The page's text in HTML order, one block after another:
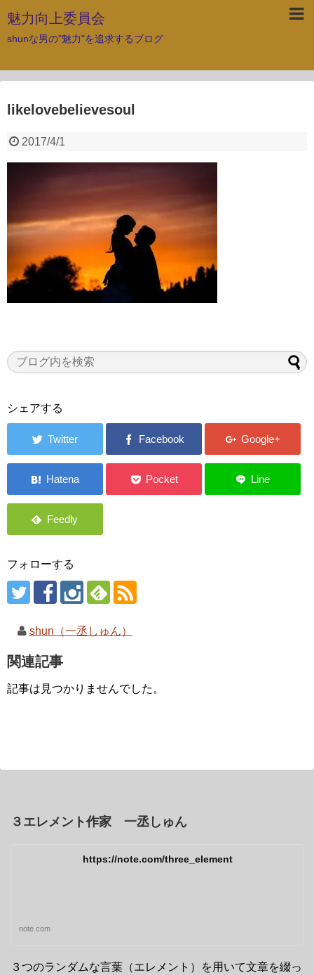
魅力向上委員会
shunな男の"魅力"を追求するブログ
likelovebelievesoul
2017/4/1
シェアする
フォローする
shun（一丞しゅん）
関連記事
記事は見つかりませんでした。
３エレメント作家 一丞しゅん
https://note.com/three_element
note.com
３つのランダムな言葉（エレメント）を用いて文章を綴っ